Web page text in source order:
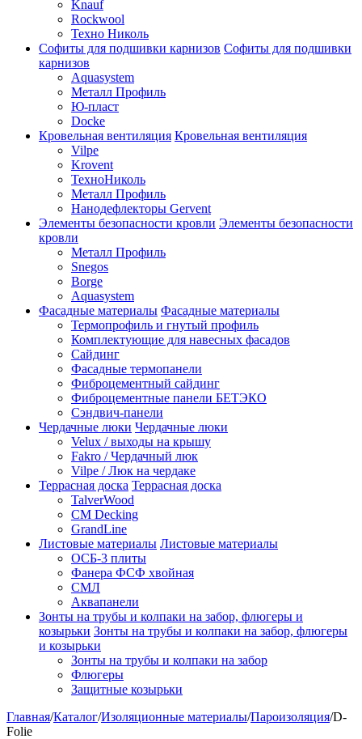
Knauf
Rockwool
Техно Николь
Софиты для подшивки карнизов Софиты для подшивки
карнизов
Aquasystem
Металл Профиль
Ю-пласт
Docke
Кровельная вентиляция Кровельная вентиляция
Vilpe
Krovent
ТехноНиколь
Металл Профиль
Нанодефлекторы Gervent
Элементы безопасности кровли Элементы безопасности
кровли
Металл Профиль
Snegos
Borge
Aquasystem
Фасадные материалы Фасадные материалы
Термопрофиль и гнутый профиль
Комплектующие для навесных фасадов
Сайдинг
Фасадные термопанели
Фиброцементный сайдинг
Фиброцементные панели БЕТЭКО
Сэндвич-панели
Чердачные люки Чердачные люки
Velux / выходы на крышу
Fakro / Чердачный люк
Vilpe / Люк на чердаке
Террасная доска Террасная доска
TalverWood
CM Decking
GrandLine
Листовые материалы Листовые материалы
ОСБ-3 плиты
Фанера ФСФ хвойная
СМЛ
Аквапанели
Зонты на трубы и колпаки на забор, флюгеры и
козырьки Зонты на трубы и колпаки на забор, флюгеры
и козырьки
Зонты на трубы и колпаки на забор
Флюгеры
Защитные козырьки
Главная/Каталог/Изоляционные материалы/Пароизоляция/D-
Folie